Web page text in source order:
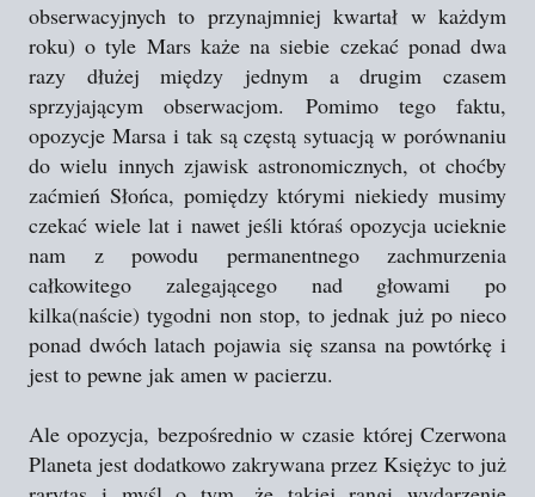
obserwacyjnych to przynajmniej kwartał w każdym
roku) o tyle Mars każe na siebie czekać ponad dwa
razy dłużej między jednym a drugim czasem
sprzyjającym obserwacjom. Pomimo tego faktu,
opozycje Marsa i tak są częstą sytuacją w porównaniu
do wielu innych zjawisk astronomicznych, ot choćby
zaćmień Słońca, pomiędzy którymi niekiedy musimy
czekać wiele lat i nawet jeśli któraś opozycja ucieknie
nam z powodu permanentnego zachmurzenia
całkowitego zalegającego nad głowami po
kilka(naście) tygodni non stop, to jednak już po nieco
ponad dwóch latach pojawia się szansa na powtórkę i
jest to pewne jak amen w pacierzu.
Ale opozycja, bezpośrednio w czasie której Czerwona
Planeta jest dodatkowo zakrywana przez Księżyc to już